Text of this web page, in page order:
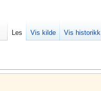
Les Vis kilde Vis historikk